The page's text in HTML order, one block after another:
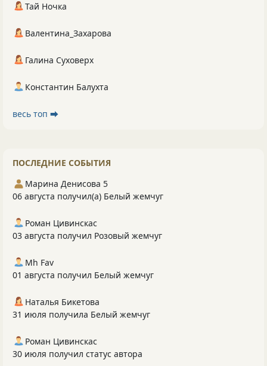
Тай Ночка
Валентина_Захарова
Галина Суховерх
Константин Балухта
весь топ ⮕
ПОСЛЕДНИЕ СОБЫТИЯ
Марина Денисова 5
06 августа получил(а) Белый жемчуг
Роман Цивинскас
03 августа получил Розовый жемчуг
Mh Fav
01 августа получил Белый жемчуг
Наталья Бикетова
31 июля получила Белый жемчуг
Роман Цивинскас
30 июля получил статус автора